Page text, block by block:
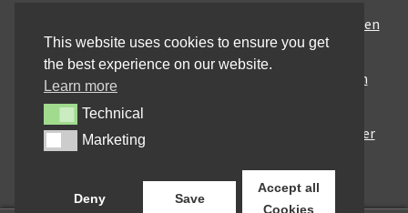
Maxxis MA-ST3 – Ausgewogener Sport-Touring-Reifen
für vielseitige Einsätze
Pirelli City Demon – Zuverlässigkeit für den urbanen
Alltag
Metzeler Perfect ME77 – Klassische Optik mit solider
Straßenperformance
This website uses cookies to ensure you get
the best experience on our website.
Learn more
TechnicalTechnical
MarketingMarketing
Deny Save
Accept all
Cookies